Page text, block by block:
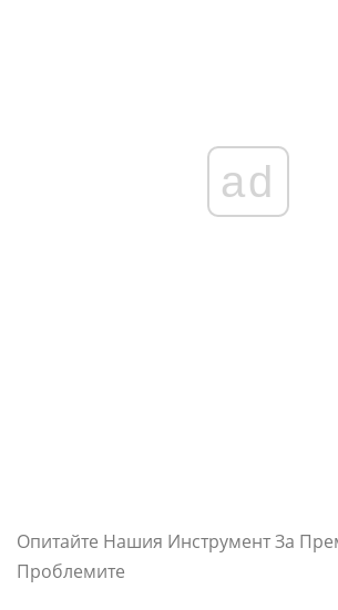
ad
Опитайте Нашия Инструмент За
Проблемите